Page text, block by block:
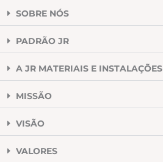
SOBRE NÓS
PADRÃO JR
A JR MATERIAIS E INSTALAÇÕES
MISSÃO
VISÃO
VALORES